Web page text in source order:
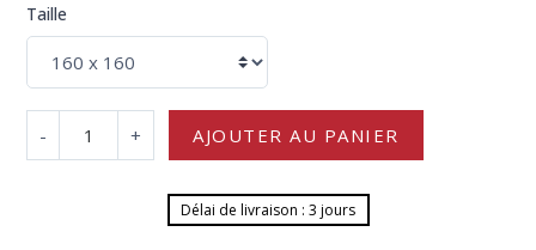
Taille
- + AJOUTER AU PANIER
Délai de livraison : 3 jours